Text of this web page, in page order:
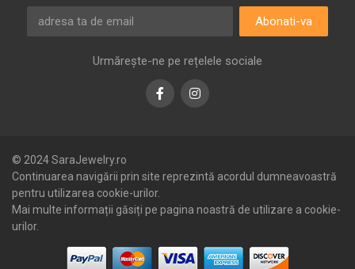
Abonati-va
Urmărește-ne pe rețelele sociale
FacebookInstagram
© 2024 SaraJewelry.ro
Continuarea navigării prin site reprezintă acordul dumneavoastră
pentru utilizarea cookie-urilor.
Mai multe informații găsiți pe pagina noastră de utilizare a cookie-
urilor.